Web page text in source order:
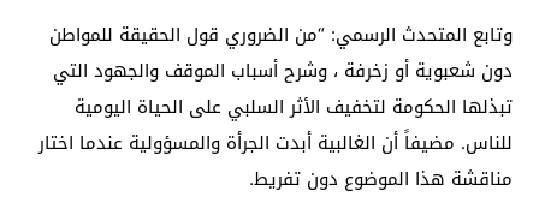
وتابع المتحدث الرسمي: “من الضروري قول الحقيقة للمواطن
دون شعبوية أو زخرفة ، وشرح أسباب الموقف والجهود التي
تبذلها الحكومة لتخفيف الأثر السلبي على الحياة اليومية
للناس. مضيفاً أن الغالبية أبدت الجرأة والمسؤولية عندما اختار
مناقشة هذا الموضوع دون تفريط.